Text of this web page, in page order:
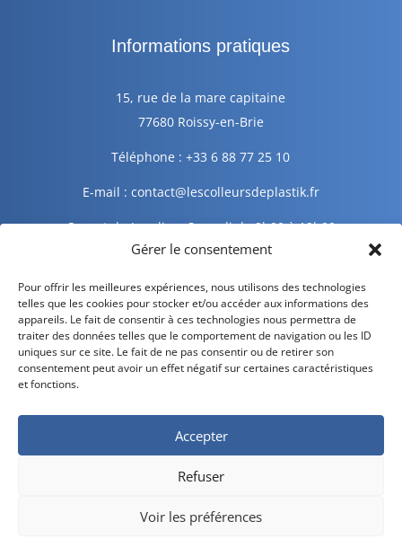
Gérer le consentement
Pour offrir les meilleures expériences, nous utilisons des technologies
telles que les cookies pour stocker et/ou accéder aux informations des
appareils. Le fait de consentir à ces technologies nous permettra de
traiter des données telles que le comportement de navigation ou les ID
uniques sur ce site. Le fait de ne pas consentir ou de retirer son
consentement peut avoir un effet négatif sur certaines caractéristiques
et fonctions.
Accepter
Refuser
Voir les préférences
Informations pratiques
15, rue de la mare capitaine
77680 Roissy-en-Brie
Téléphone : +33 6 88 77 25 10
E-mail : contact@lescolleursdeplastik.fr
Ouvert du Lundi au Samedi de 9h00 à 19h00
Informations légales
Mentions légales
Politique de confidentialité